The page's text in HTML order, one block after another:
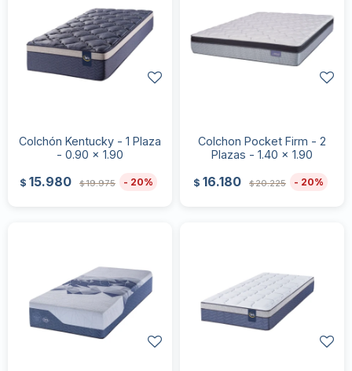
Colchón Kentucky - 1 Plaza
- 0.90 x 1.90
$ 15.980 $19.975 20
Colchon Pocket Firm - 2
Plazas - 1.40 x 1.90
$ 16.180 $20.225 20